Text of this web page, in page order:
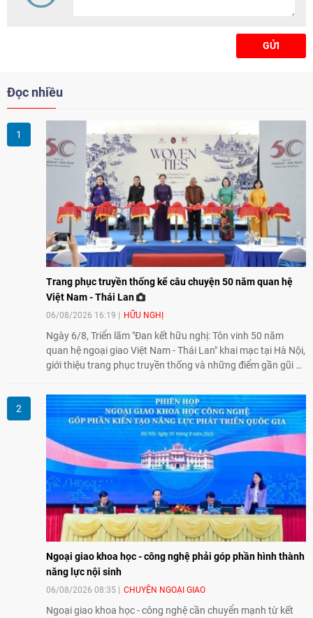
GỬI
Đọc nhiều
Trang phục truyền thống kể câu chuyện 50 năm quan hệ
Việt Nam - Thái Lan
06/08/2026 16:19 HỮU NGHỊ
Ngày 6/8, Triển lãm "Đan kết hữu nghị: Tôn vinh 50 năm
quan hệ ngoại giao Việt Nam - Thái Lan" khai mạc tại Hà Nội,
giới thiệu trang phục truyền thống và những điểm gần gũi về
giao lưu nhân dân trong chặng đường nửa thế kỷ quan hệ
song phương.
Ngoại giao khoa học - công nghệ phải góp phần hình thành
năng lực nội sinh
06/08/2026 08:35 CHUYỆN NGOẠI GIAO
Ngoại giao khoa học - công nghệ cần chuyển mạnh từ kết